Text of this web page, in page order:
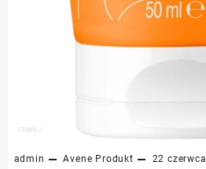
admin Avene Produkt 22